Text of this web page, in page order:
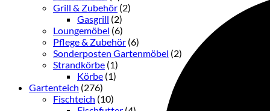
Grill & Zubehör (2)
Gasgrill (2)
Loungemöbel (6)
Pflege & Zubehör (6)
Sonderposten Gartenmöbel (2)
Strandkörbe (1)
Körbe (1)
Gartenteich (276)
Fischteich (10)